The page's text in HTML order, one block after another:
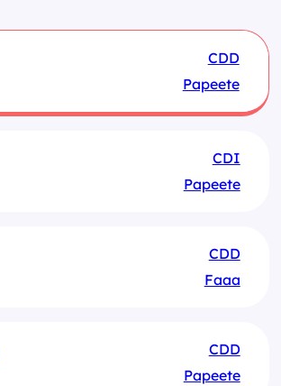
CDD
Papeete
CDI
Papeete
CDD
Faaa
CDD
Papeete